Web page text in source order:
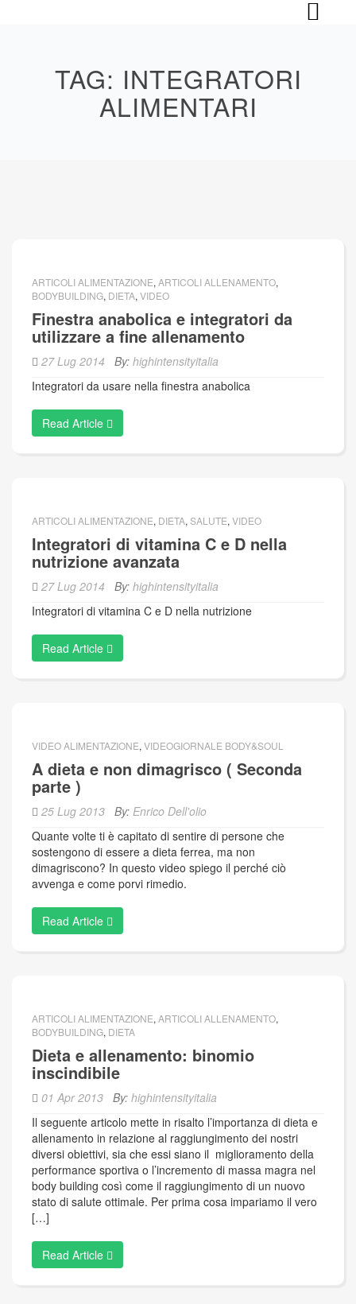
TAG: INTEGRATORI
ALIMENTARI
ARTICOLI ALIMENTAZIONE, ARTICOLI ALLENAMENTO,
BODYBUILDING, DIETA, VIDEO
Finestra anabolica e integratori da
utilizzare a fine allenamento
27 Lug 2014 By: highintensityitalia
Integratori da usare nella finestra anabolica
Read Article
ARTICOLI ALIMENTAZIONE, DIETA, SALUTE, VIDEO
Integratori di vitamina C e D nella
nutrizione avanzata
27 Lug 2014 By: highintensityitalia
Integratori di vitamina C e D nella nutrizione
Read Article
VIDEO ALIMENTAZIONE, VIDEOGIORNALE BODY&SOUL
A dieta e non dimagrisco ( Seconda
parte )
25 Lug 2013 By: Enrico Dell'olio
Quante volte ti è capitato di sentire di persone che
sostengono di essere a dieta ferrea, ma non
dimagriscono? In questo video spiego il perché ciò
avvenga e come porvi rimedio.
Read Article
ARTICOLI ALIMENTAZIONE, ARTICOLI ALLENAMENTO,
BODYBUILDING, DIETA
Dieta e allenamento: binomio
inscindibile
01 Apr 2013 By: highintensityitalia
Il seguente articolo mette in risalto l’importanza di dieta e
allenamento in relazione al raggiungimento dei nostri
diversi obiettivi, sia che essi siano il miglioramento della
performance sportiva o l’incremento di massa magra nel
body building così come il raggiungimento di un nuovo
stato di salute ottimale. Per prima cosa impariamo il vero
[…]
Read Article